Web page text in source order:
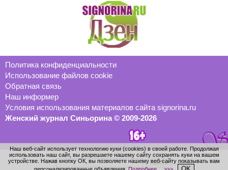
Политика конфиденциальности
Использование файлов cookie
Обратная связь
Наш информер
Условия использования материалов сайта signorina.ru
Женский журнал Синьорина © 2009-2026
Наш веб-сайт использует технологию куки (cookies) в своей работе. Продолжая
использовать наш сайт, вы разрешаете нашему сайту сохранять куки на вашем
устройстве. Нажав кнопку ОК, вы позволяете нашему веб-сайту показывать вам